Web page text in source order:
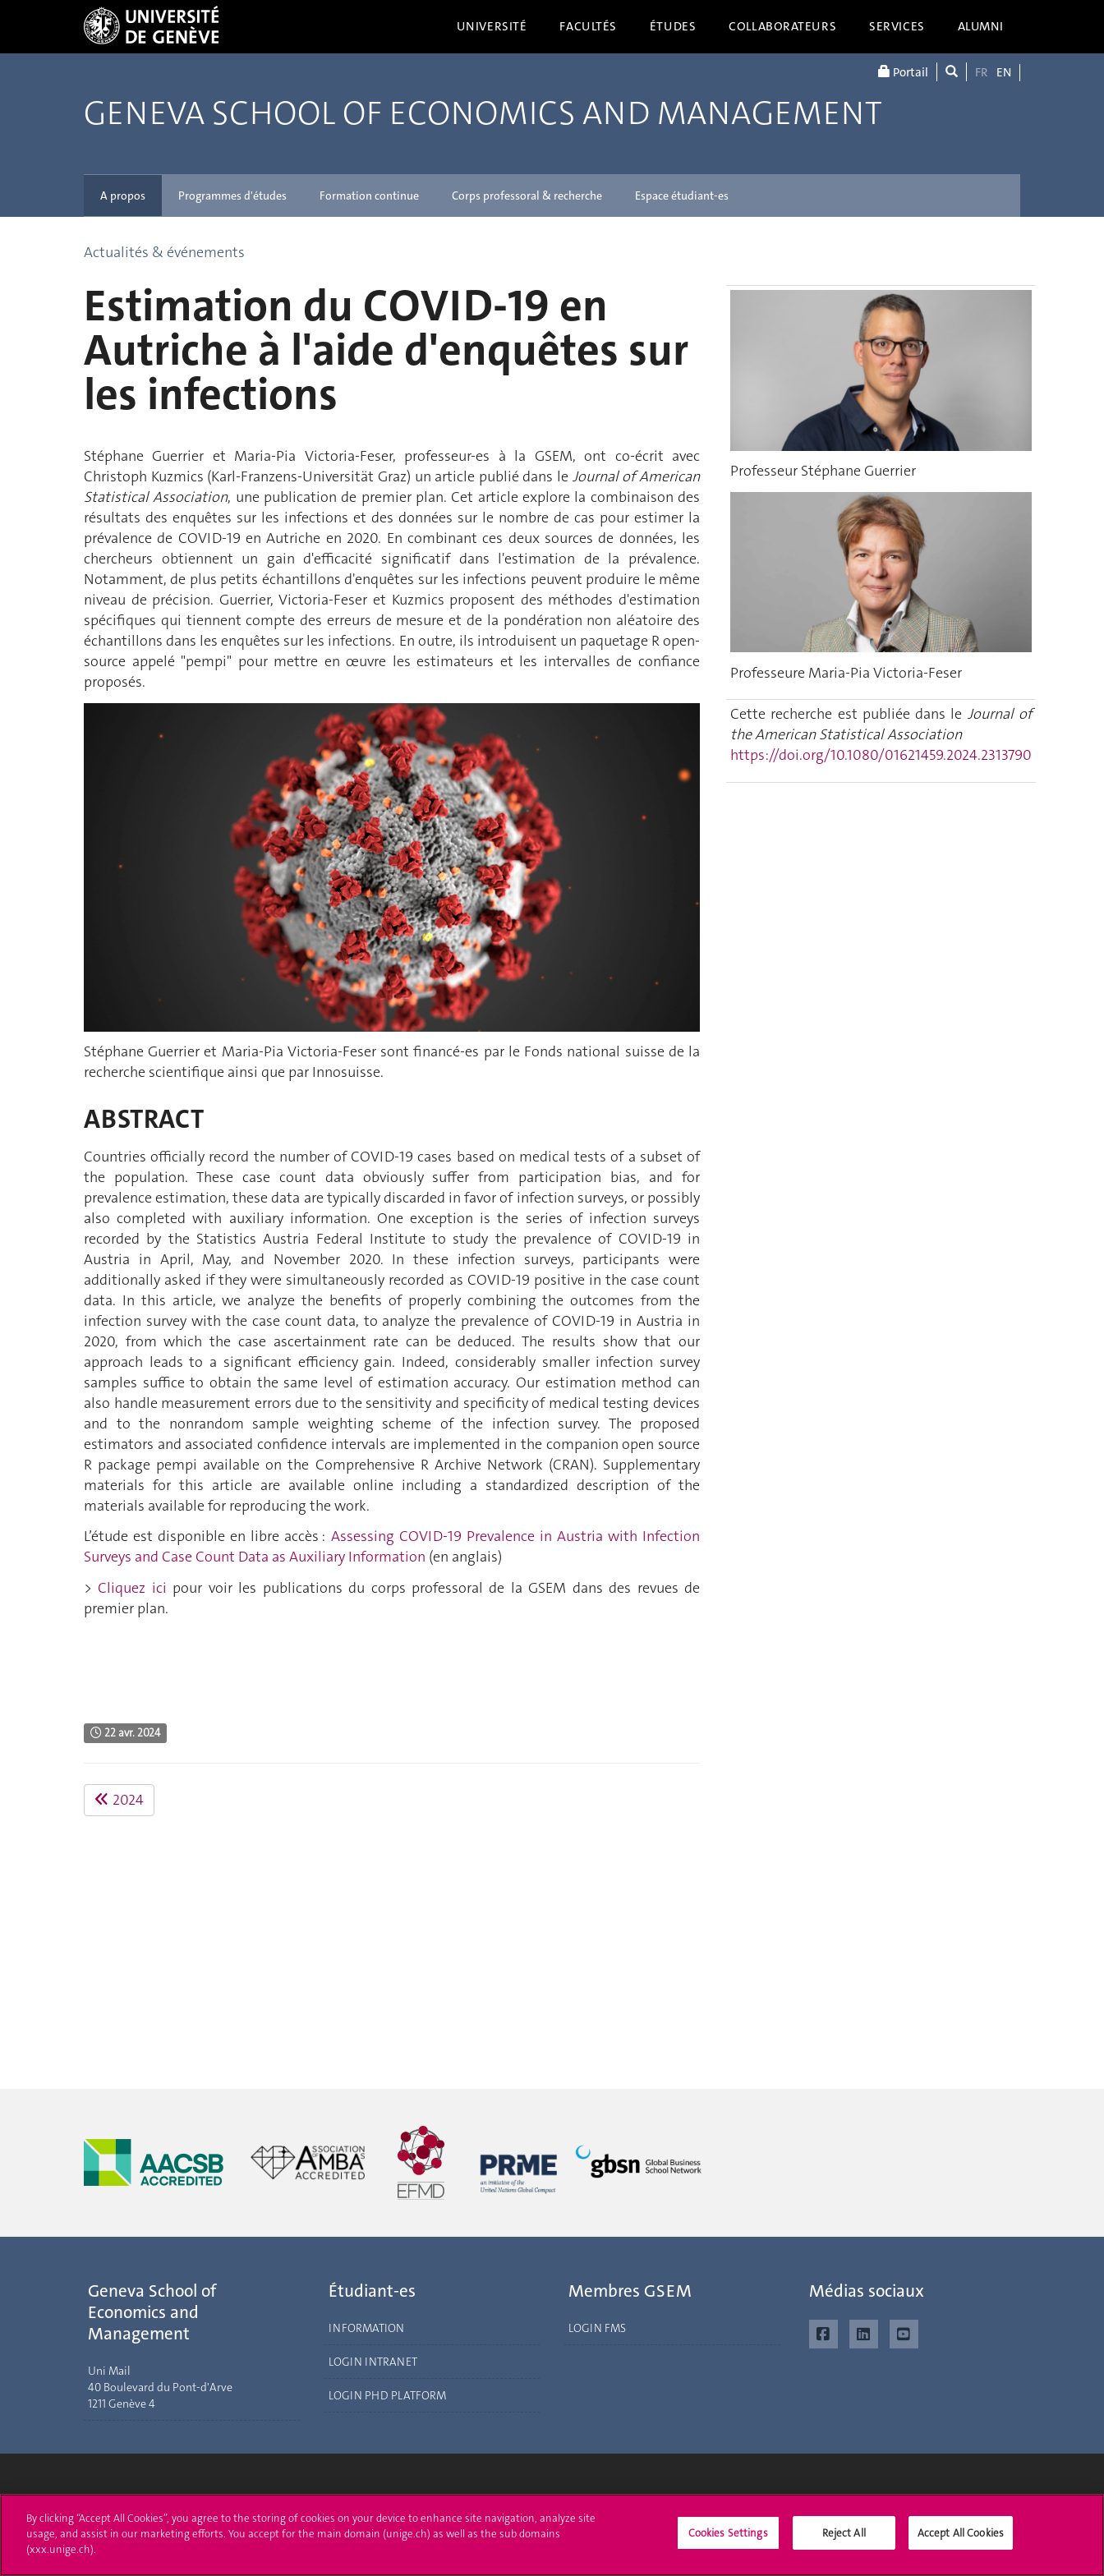
UNIVERSITÉ FACULTÉS ÉTUDES COLLABORATEURS SERVICES ALUMNI
Portail FR EN
GENEVA SCHOOL OF ECONOMICS AND MANAGEMENT
A propos Programmes d'études Formation continue Corps professoral & recherche Espace étudiant-es
Actualités & événements
Estimation du COVID-19 en
Autriche à l'aide d'enquêtes sur
les infections
Stéphane Guerrier et Maria-Pia Victoria-Feser, professeur-es à la GSEM, ont co-écrit avec
Christoph Kuzmics (Karl-Franzens-Universität Graz) un article publié dans le Journal of American
Statistical Association, une publication de premier plan. Cet article explore la combinaison des
résultats des enquêtes sur les infections et des données sur le nombre de cas pour estimer la
prévalence de COVID-19 en Autriche en 2020. En combinant ces deux sources de données, les
chercheurs obtiennent un gain d'efficacité significatif dans l'estimation de la prévalence.
Notamment, de plus petits échantillons d'enquêtes sur les infections peuvent produire le même
niveau de précision. Guerrier, Victoria-Feser et Kuzmics proposent des méthodes d'estimation
spécifiques qui tiennent compte des erreurs de mesure et de la pondération non aléatoire des
échantillons dans les enquêtes sur les infections. En outre, ils introduisent un paquetage R open-
source appelé "pempi" pour mettre en œuvre les estimateurs et les intervalles de confiance
proposés.
Stéphane Guerrier et Maria-Pia Victoria-Feser sont financé-es par le Fonds national suisse de la
recherche scientifique ainsi que par Innosuisse.
ABSTRACT
Countries officially record the number of COVID-19 cases based on medical tests of a subset of
the population. These case count data obviously suffer from participation bias, and for
prevalence estimation, these data are typically discarded in favor of infection surveys, or possibly
also completed with auxiliary information. One exception is the series of infection surveys
recorded by the Statistics Austria Federal Institute to study the prevalence of COVID-19 in
Austria in April, May, and November 2020. In these infection surveys, participants were
additionally asked if they were simultaneously recorded as COVID-19 positive in the case count
data. In this article, we analyze the benefits of properly combining the outcomes from the
infection survey with the case count data, to analyze the prevalence of COVID-19 in Austria in
2020, from which the case ascertainment rate can be deduced. The results show that our
approach leads to a significant efficiency gain. Indeed, considerably smaller infection survey
samples suffice to obtain the same level of estimation accuracy. Our estimation method can
also handle measurement errors due to the sensitivity and specificity of medical testing devices
and to the nonrandom sample weighting scheme of the infection survey. The proposed
estimators and associated confidence intervals are implemented in the companion open source
R package pempi available on the Comprehensive R Archive Network (CRAN). Supplementary
materials for this article are available online including a standardized description of the
materials available for reproducing the work.
L’étude est disponible en libre accès : Assessing COVID-19 Prevalence in Austria with Infection
Surveys and Case Count Data as Auxiliary Information (en anglais)
> Cliquez ici pour voir les publications du corps professoral de la GSEM dans des revues de
premier plan.
22 avr. 2024
2024
Professeur Stéphane Guerrier
Professeure Maria-Pia Victoria-Feser
Cette recherche est publiée dans le Journal of
the American Statistical Association
https://doi.org/10.1080/01621459.2024.2313790
Geneva School of
Economics and
Management
Uni Mail
40 Boulevard du Pont-d'Arve
1211 Genève 4
Étudiant-es
INFORMATION
LOGIN INTRANET
LOGIN PHD PLATFORM
Membres GSEM
LOGIN FMS
Médias sociaux
24 rue du Général-Dufour
Immatriculations
By clicking “Accept All Cookies”, you agree to the storing of cookies on your device to enhance site navigation, analyze site
usage, and assist in our marketing efforts. You accept for the main domain (unige.ch) as well as the sub domains
(xxx.unige.ch).
Cookies Settings Reject All Accept All Cookies